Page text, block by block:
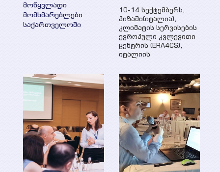
მოწყვლადი
მომხმარებლები
საქართველოში
10-14 სექტემბერს,
პიზაში(იტალია),
კლიმატის სერვისების
ევროპული კვლევითი
ცენტრის (ERA4CS),
იტალიის